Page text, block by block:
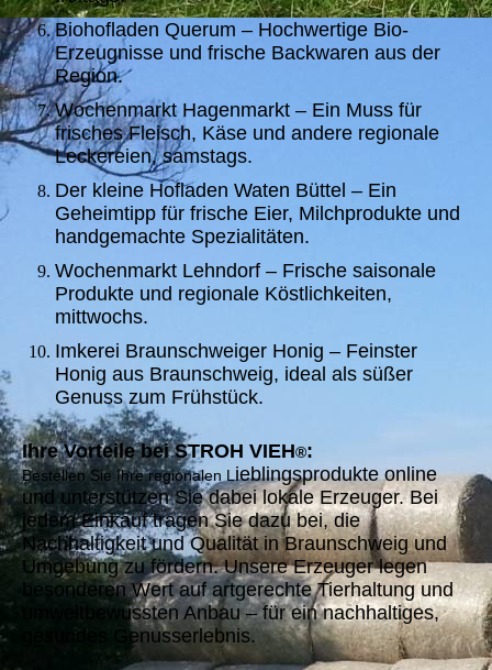
Biohofladen Querum – Hochwertige Bio-
Erzeugnisse und frische Backwaren aus der
Region.
Wochenmarkt Hagenmarkt – Ein Muss für
frisches Fleisch, Käse und andere regionale
Leckereien, samstags.
Der kleine Hofladen Waten Büttel – Ein
Geheimtipp für frische Eier, Milchprodukte und
handgemachte Spezialitäten.
Wochenmarkt Lehndorf – Frische saisonale
Produkte und regionale Köstlichkeiten,
mittwochs.
Imkerei Braunschweiger Honig – Feinster
Honig aus Braunschweig, ideal als süßer
Genuss zum Frühstück.
Ihre Vorteile bei STROH VIEH®:
Bestellen Sie Ihre regionalen Lieblingsprodukte online
und unterstützen Sie dabei lokale Erzeuger. Bei
jedem Einkauf tragen Sie dazu bei, die
Nachhaltigkeit und Qualität in Braunschweig und
Umgebung zu fördern. Unsere Erzeuger legen
besonderen Wert auf artgerechte Tierhaltung und
umweltbewussten Anbau – für ein nachhaltiges,
gesundes Genusserlebnis.